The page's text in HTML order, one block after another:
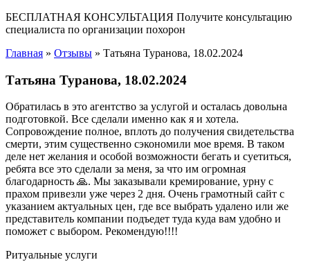
БЕСПЛАТНАЯ КОНСУЛЬТАЦИЯ Получите консультацию
специалиста по организации похорон
Главная » Отзывы » Татьяна Туранова, 18.02.2024
Татьяна Туранова, 18.02.2024
Обратилась в это агентство за услугой и осталась довольна
подготовкой. Все сделали именно как я и хотела.
Сопровождение полное, вплоть до получения свидетельства
смерти, этим существенно сэкономили мое время. В таком
деле нет желания и особой возможности бегать и суетиться,
ребята все это сделали за меня, за что им огромная
благодарность 🙏. Мы заказывали кремирование, урну с
прахом привезли уже через 2 дня. Очень грамотный сайт с
указанием актуальных цен, где все выбрать удалено или же
представитель компании подъедет туда куда вам удобно и
поможет с выбором. Рекомендую!!!!
Ритуальные услуги